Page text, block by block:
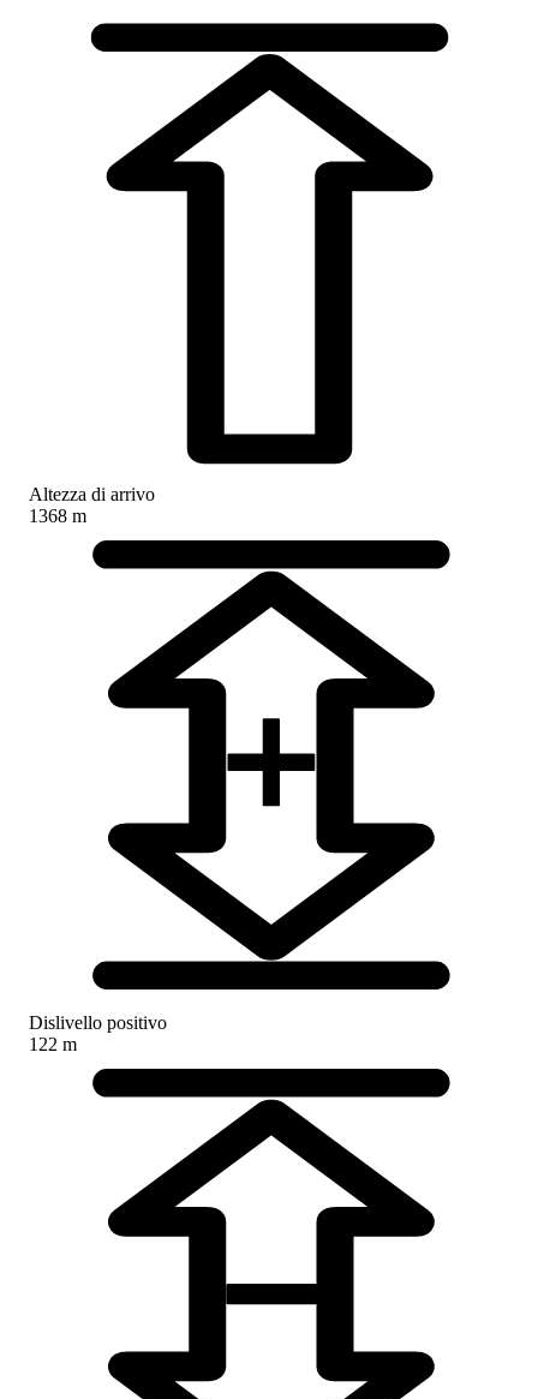
Altezza di arrivo
1368 m
Dislivello positivo
122 m